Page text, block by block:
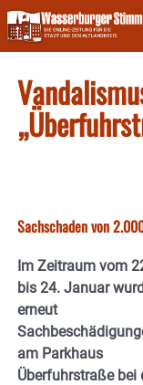
Skip
to
content
Sachschaden von
Im Zeitraum vom
bis 24. Januar
erneut
am Parkhaus
Überfuhrstraße bei